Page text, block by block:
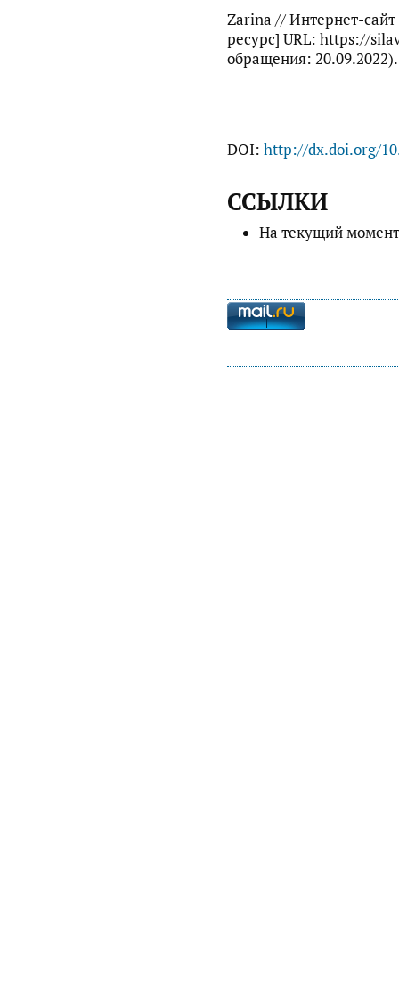
Zarina // Интернет-
ресурс] URL: https://
обращения: 20.09.2022).
DOI: http://dx.doi.org/
ССЫЛКИ
На текущий